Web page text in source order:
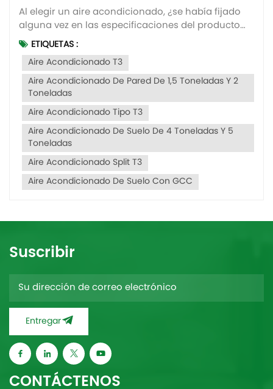
Al elegir un aire acondicionado, ¿se había fijado
alguna vez en las especificaciones del producto
con "T1" o "T3"? Estas dos simples marcas indican si
el aire acondicionado puede funcionar con alta
eficiencia en su zona. Especialmente en regiones
de altas temperaturas como Oriente Medio, África
y el...
ETIQUETAS :
Aire Acondicionado T3
Aire Acondicionado De Pared De 1,5 Toneladas Y 2
Toneladas
Aire Acondicionado Tipo T3
Aire Acondicionado De Suelo De 4 Toneladas Y 5
Toneladas
Aire Acondicionado Split T3
Aire Acondicionado De Suelo Con GCC
Suscribir
Entregar
CONTÁCTENOS